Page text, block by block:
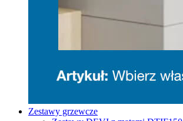
Zestawy grzewcze